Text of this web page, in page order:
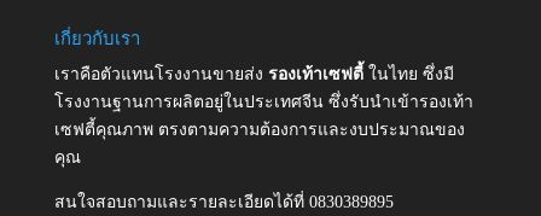
เกี่ยวกับเรา
เราคือตัวแทนโรงงานขายส่ง รองเท้าเซฟตี้ ในไทย ซึ่งมี
โรงงานฐานการผลิตอยู่ในประเทศจีน ซึ่งรับนำเข้ารองเท้า
เซฟตี้คุณภาพ ตรงตามความต้องการและงบประมาณของ
คุณ
สนใจสอบถามและรายละเอียดได้ที่ 0830389895